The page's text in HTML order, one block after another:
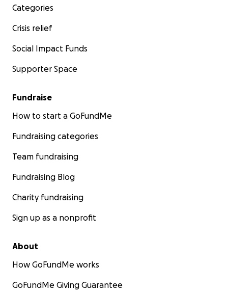
Categories
Crisis relief
Social Impact Funds
Supporter Space
Fundraise
How to start a GoFundMe
Fundraising categories
Team fundraising
Fundraising Blog
Charity fundraising
Sign up as a nonprofit
About
How GoFundMe works
GoFundMe Giving Guarantee